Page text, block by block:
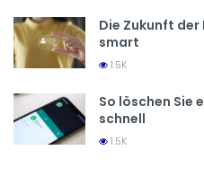
Die Zukunft
smart
1.5K
So löschen Sie
schnell
1.5K